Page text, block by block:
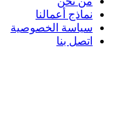
نماذج أعمالنا
سياسة الخصوصية
اتصل بنا